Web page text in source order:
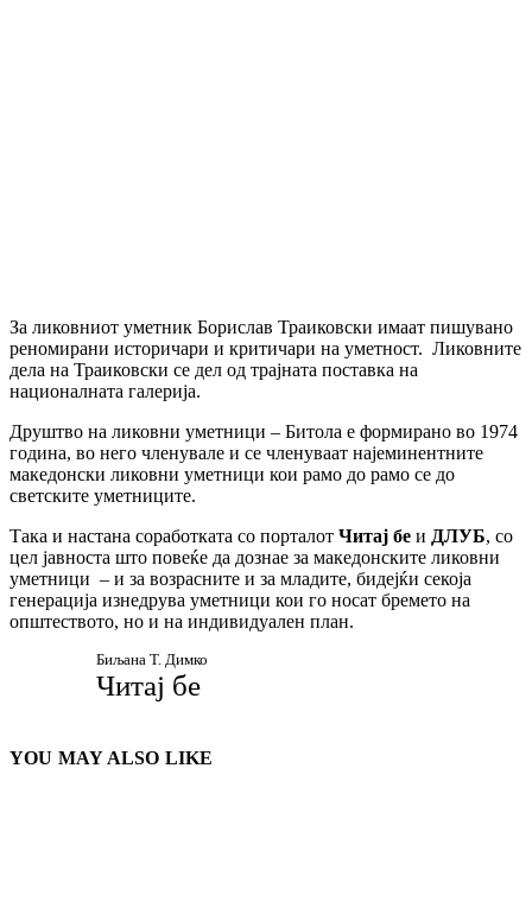
За ликовниот уметник Борислав Траиковски имаат пишувано
реномирани историчари и критичари на уметност. Ликовните
дела на Траиковски се дел од трајната поставка на
националната галерија.
Друштво на ликовни уметници – Битола е формирано во 1974
година, во него членувале и се членуваат најеминентните
македонски ликовни уметници кои рамо до рамо се до
светските уметниците.
Така и настана соработката со порталот Читај бе и ДЛУБ, со
цел јавноста што повеќе да дознае за македонските ликовни
уметници – и за возрасните и за младите, бидејќи секоја
генерација изнедрува уметници кои го носат бремето на
општеството, но и на индивидуален план.
Биљана Т. Димко
Читај бе
YOU MAY ALSO LIKE